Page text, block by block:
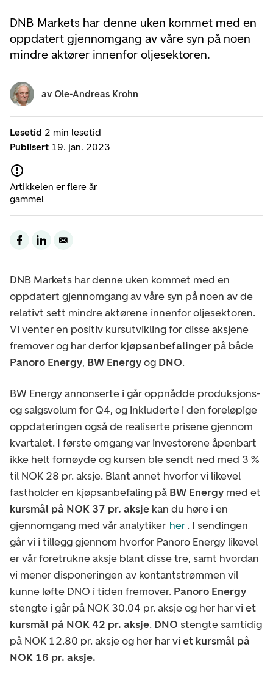
DNB Markets har denne uken kommet med en
oppdatert gjennomgang av våre syn på noen
mindre aktører innenfor oljesektoren.
Lesetid 2 min lesetid
Publisert 19. jan. 2023
Artikkelen er flere år
gammel
av Ole-Andreas Krohn
DNB Markets har denne uken kommet med en
oppdatert gjennomgang av våre syn på noen av de
relativt sett mindre aktørene innenfor oljesektoren.
Vi venter en positiv kursutvikling for disse aksjene
fremover og har derfor kjøpsanbefalinger på både
Panoro Energy, BW Energyog DNO.
BW Energy annonserte i går oppnådde produksjons-
og salgsvolum for Q4, og inkluderte i den foreløpige
oppdateringen også de realiserte prisene gjennom
kvartalet. I første omgang var investorene åpenbart
ikke helt fornøyde og kursen ble sendt ned med 3 %
til NOK 28 pr. aksje. Blant annet hvorfor vi likevel
fastholder en kjøpsanbefaling på BW Energy med et
kursmål på NOK 37 pr. aksje kan du høre i en
gjennomgang med vår analytiker her. I sendingen
går vi i tillegg gjennom hvorfor Panoro Energy likevel
er vår foretrukne aksje blant disse tre, samt hvordan
vi mener disponeringen av kontantstrømmen vil
kunne løfte DNO i tiden fremover. Panoro Energy
stengte i går på NOK 30.04 pr. aksje og her har vi et
kursmål på NOK 42 pr. aksje. DNO stengte samtidig
på NOK 12.80 pr. aksje og her har vi et kursmål på
NOK 16 pr. aksje.